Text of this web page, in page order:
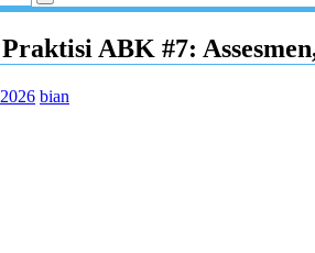
ABK #7:
bian